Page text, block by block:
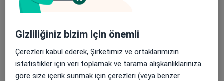
Fizik Tedavi
Manuel Terapi
Nöralterapi
Gizliliğiniz bizim için önemli
Çerezleri kabul ederek, Şirketimiz ve ortaklarımızın
istatistikler için veri toplamak ve tarama alışkanlıklarınıza
göre size içerik sunmak için çerezleri (veya benzer